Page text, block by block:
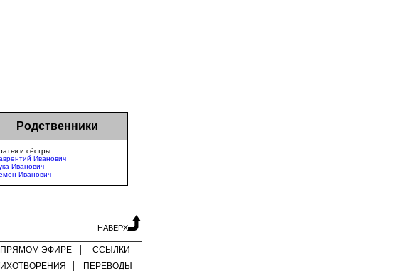
Родственники
и сёстры:
Иванович
Иванович
Иванович
НАВЕРХ
ПРЯМОМ ЭФИРЕ
ССЫЛКИ
ПЕРЕВОДЫ